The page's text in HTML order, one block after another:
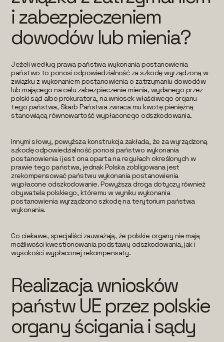
i zabezpieczeniem
dowodów lub mienia?
Jeżeli według prawa państwa wykonania postanowienia
państwo to ponosi odpowiedzialność za szkodę wyrządzoną w
związku z wykonaniem postanowienia o zatrzymaniu dowodów
lub mającego na celu zabezpieczenie mienia, wydanego przez
polski sąd albo prokuratora, na wniosek właściwego organu
tego państwa, Skarb Państwa zwraca mu kwotę pieniężną
stanowiącą równowartość wypłaconego odszkodowania.
Innymi słowy, powyższa konstrukcja zakłada, że za wyrządzoną
szkodę odpowiedzialność ponosi państwo wykonania
postanowienia i jest ona oparta na regułach określonych w
prawie tego państwa, jednak Polska zobligowana jest
zrekompensować państwu wykonania postanowienia
wypłacone odszkodowanie. Powyższa droga dotyczy również
obywatela polskiego, któremu w wyniku wykonania
postanowienia wyrządzono szkodę na terytorium państwa
wykonania.
Co ciekawe, specjaliści zauważają, że polskie organy nie mają
możliwości kwestionowania podstawy odszkodowania, jak i
wysokości wypłaconej rekompensaty.
Realizacja wniosków
państw UE przez polskie
organy ścigania i sądy